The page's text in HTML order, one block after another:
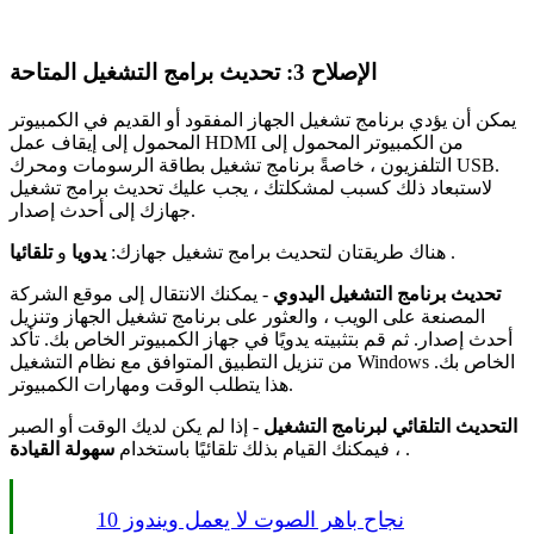
الإصلاح 3: تحديث برامج التشغيل المتاحة
يمكن أن يؤدي برنامج تشغيل الجهاز المفقود أو القديم في الكمبيوتر
المحمول إلى إيقاف عمل HDMI من الكمبيوتر المحمول إلى
التلفزيون ، خاصةً برنامج تشغيل بطاقة الرسومات ومحرك USB.
لاستبعاد ذلك كسبب لمشكلتك ، يجب عليك تحديث برامج تشغيل
جهازك إلى أحدث إصدار.
هناك طريقتان لتحديث برامج تشغيل جهازك: يدويا وتلقائيا .
تحديث برنامج التشغيل اليدوي - يمكنك الانتقال إلى موقع الشركة
المصنعة على الويب ، والعثور على برنامج تشغيل الجهاز وتنزيل
أحدث إصدار. ثم قم بتثبيته يدويًا في جهاز الكمبيوتر الخاص بك. تأكد
من تنزيل التطبيق المتوافق مع نظام التشغيل Windows الخاص بك.
هذا يتطلب الوقت ومهارات الكمبيوتر.
التحديث التلقائي لبرنامج التشغيل - إذا لم يكن لديك الوقت أو الصبر
، فيمكنك القيام بذلك تلقائيًا باستخدام .
نجاح باهر الصوت لا يعمل ويندوز 10